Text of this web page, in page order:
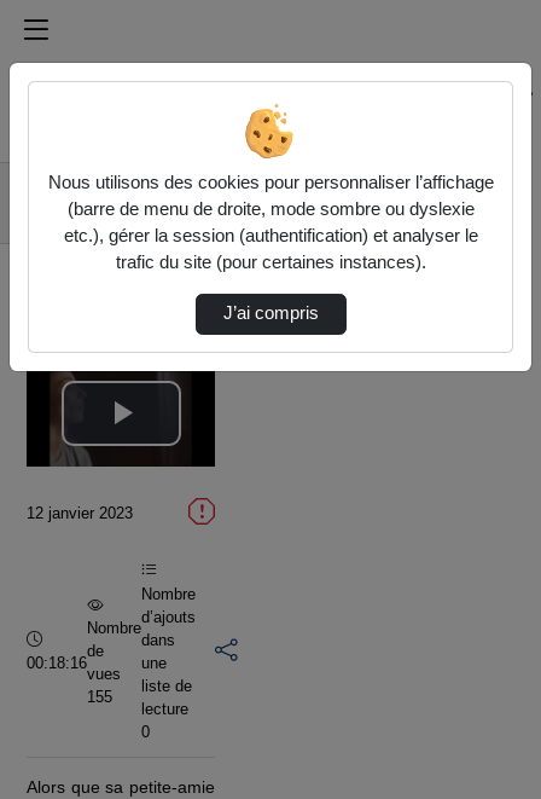
Médiathèque de l'université Paris
Rechercher un média sur Médiathèque de l'université
Accueil
Vidéos
La Fièvre (Prix du
jury 2023)
Lire
la
vidéo
12 janvier 2023
Durée :
00:18:16
Nombre
de
vues
155
Nombre
d’ajouts
dans
une
liste de
lecture
0
Alors que sa petite-amie
Nous utilisons des cookies pour personnaliser l’affichage
(barre de menu de droite, mode sombre ou dyslexie
etc.), gérer la session (authentification) et analyser le
trafic du site (pour certaines instances).
J’ai compris